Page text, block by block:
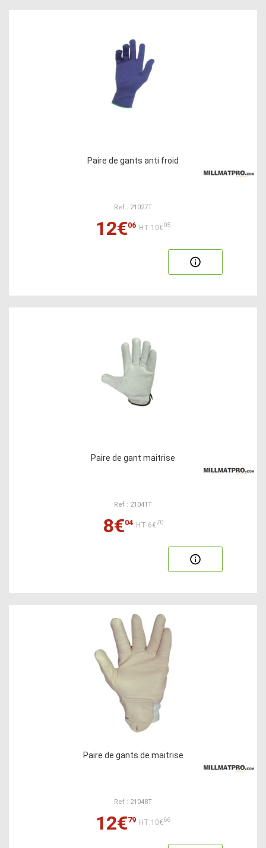
Paire de gants anti froid
Ref : 21027T
12€06 HT:10€05
Paire de gant maitrise
Ref : 21041T
8€04 HT:6€70
Paire de gants de maitrise
Ref : 21048T
12€79 HT:10€66